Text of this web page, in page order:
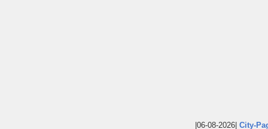
|06-08-2026| City-